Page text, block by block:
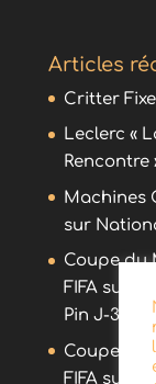
Articles
Critter
Leclerc «
Rencontre
Machines
sur
Coupe du
FIFA sur
Pin J-30 !
Coupe du
FIFA sur